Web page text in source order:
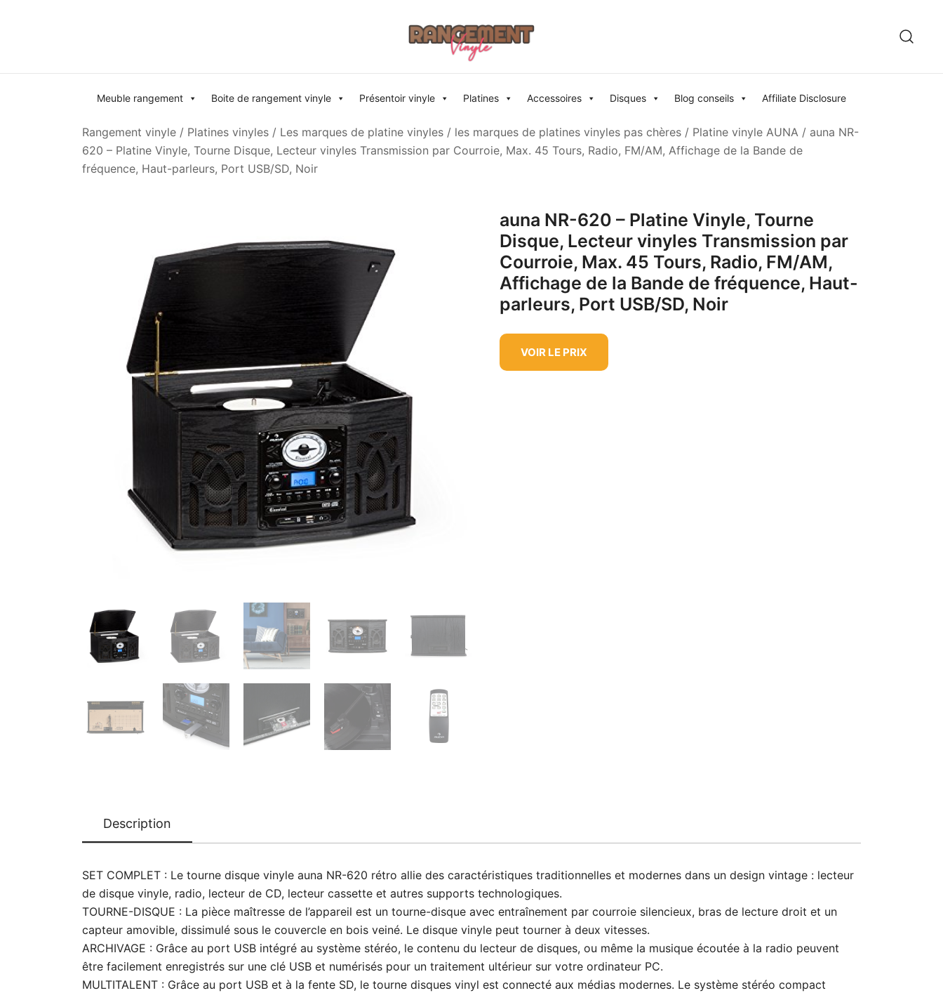
Meuble rangement Boite de rangement vinyle Présentoir vinyle Platines Accessoires Disques Blog conseils Affiliate Disclosure
Rangement vinyle / Platines vinyles / Les marques de platine vinyles / les marques de platines vinyles pas chères / Platine vinyle AUNA / auna NR-
620 – Platine Vinyle, Tourne Disque, Lecteur vinyles Transmission par Courroie, Max. 45 Tours, Radio, FM/AM, Affichage de la Bande de
fréquence, Haut-parleurs, Port USB/SD, Noir
auna NR-620 – Platine Vinyle, Tourne
Disque, Lecteur vinyles Transmission par
Courroie, Max. 45 Tours, Radio, FM/AM,
Affichage de la Bande de fréquence, Haut-
parleurs, Port USB/SD, Noir
VOIR LE PRIX
Description
SET COMPLET : Le tourne disque vinyle auna NR-620 rétro allie des caractéristiques traditionnelles et modernes dans un design vintage : lecteur
de disque vinyle, radio, lecteur de CD, lecteur cassette et autres supports technologiques.
TOURNE-DISQUE : La pièce maîtresse de l’appareil est un tourne-disque avec entraînement par courroie silencieux, bras de lecture droit et un
capteur amovible, dissimulé sous le couvercle en bois veiné. Le disque vinyle peut tourner à deux vitesses.
ARCHIVAGE : Grâce au port USB intégré au système stéréo, le contenu du lecteur de disques, ou même la musique écoutée à la radio peuvent
être facilement enregistrés sur une clé USB et numérisés pour un traitement ultérieur sur votre ordinateur PC.
MULTITALENT : Grâce au port USB et à la fente SD, le tourne disques vinyl est connecté aux médias modernes. Le système stéréo compact